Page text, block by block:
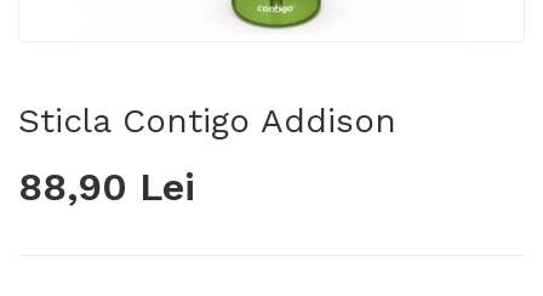
Sticla Contigo Addison
88,90 Lei